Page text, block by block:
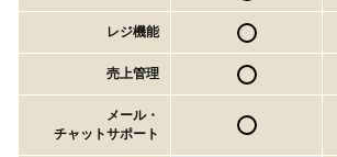
レジ機能
売上管理
メール・
チャットサポート